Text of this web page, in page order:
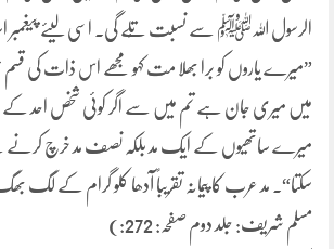
الرسول اللہﷺ سے نسبت تُلے گی۔ اسی لیئے
”میرے یاروں کو برا بھلا مت کہو مجھے اس ذات کی
میں میری جان ہے تم میں سے اگر کوئی شخص احد کے
میرے ساتھیوں کے ایک مد بلکہ نصف مد خرچ کرنے
سکتا“۔ مد عرب کا پیمانہ تقریباً آدھا کلو گرام کے
مسلم شریف: جلد دوم صفحہ: 272:)